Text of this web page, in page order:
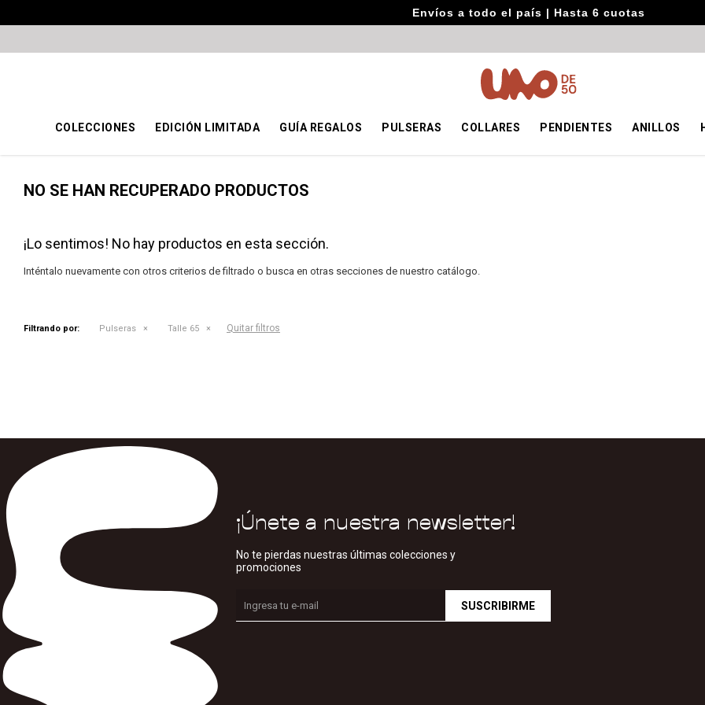
Envíos a todo el país | Hasta 6 cuotas
COLECCIONES EDICIÓN LIMITADA GUÍA REGALOS PULSERAS COLLARES PENDIENTES ANILLOS
NO SE HAN RECUPERADO PRODUCTOS
¡Lo sentimos! No hay productos en esta sección.
Inténtalo nuevamente con otros criterios de filtrado o busca en otras secciones de nuestro catálogo.
Filtrando por: Pulseras Talle 65 Quitar filtros
¡Únete a nuestra newsletter!
No te pierdas nuestras últimas colecciones y
promociones
SUSCRIBIRME